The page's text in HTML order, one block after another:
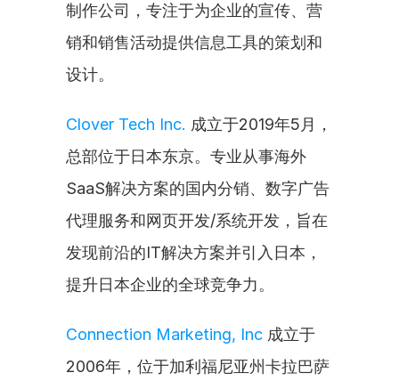
制作公司，专注于为企业的宣传、营
销和销售活动提供信息工具的策划和
设计。
Clover Tech Inc. 成立于2019年5月，
总部位于日本东京。专业从事海外
SaaS解决方案的国内分销、数字广告
代理服务和网页开发/系统开发，旨在
发现前沿的IT解决方案并引入日本，
提升日本企业的全球竞争力。
Connection Marketing, Inc 成立于
2006年，位于加利福尼亚州卡拉巴萨